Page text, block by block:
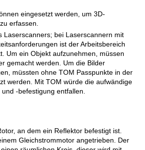
eingesetzt werden, um 3D-
erfassen.
Laserscanners; bei Laserscannern mit
ist der Arbeitsbereich
Um ein Objekt aufzunehmen, müssen
gemacht werden. Um die Bilder
müssten ohne TOM Passpunkte in der
werden. Mit TOM würde die aufwändige
-befestigung entfallen.
an dem ein Reflektor befestigt ist.
Gleichstrommotor angetrieben. Der